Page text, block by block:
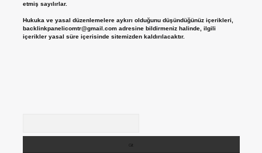
etmiş sayılırlar.
Hukuka ve yasal düzenlemelere aykırı olduğunu düşündüğünüz içerikleri,
backlinkpanelicomtr@gmail.comadresine bildirmeniz halinde, ilgili
içerikler yasal süre içerisinde sitemizden kaldırılacaktır.